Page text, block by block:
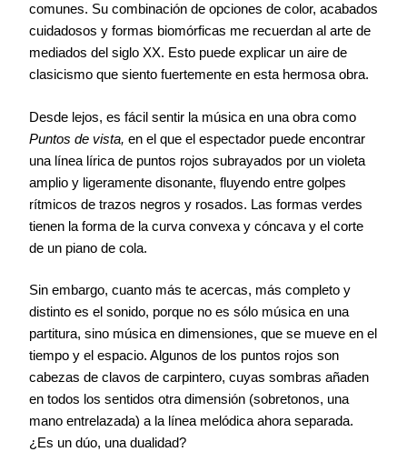
comunes. Su combinación de opciones de color, acabados
cuidadosos y formas biomórficas me recuerdan al arte de
mediados del siglo XX. Esto puede explicar un aire de
clasicismo que siento fuertemente en esta hermosa obra.
Desde lejos, es fácil sentir la música en una obra como
Puntos de vista, en el que el espectador puede encontrar
una línea lírica de puntos rojos subrayados por un violeta
amplio y ligeramente disonante, fluyendo entre golpes
rítmicos de trazos negros y rosados. Las formas verdes
tienen la forma de la curva convexa y cóncava y el corte
de un piano de cola.
Sin embargo, cuanto más te acercas, más completo y
distinto es el sonido, porque no es sólo música en una
partitura, sino música en dimensiones, que se mueve en el
tiempo y el espacio. Algunos de los puntos rojos son
cabezas de clavos de carpintero, cuyas sombras añaden
en todos los sentidos otra dimensión (sobretonos, una
mano entrelazada) a la línea melódica ahora separada.
¿Es un dúo, una dualidad?